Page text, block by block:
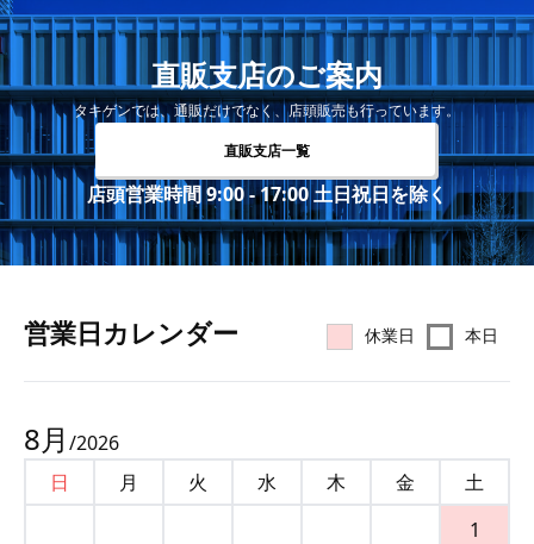
直販支店のご案内
タキゲンでは、通販だけでなく、店頭販売も行っています。
直販支店一覧
店頭営業時間 9:00 - 17:00 土日祝日を除く
営業⽇カレンダー 休業日 本日
8月 /2026
日
月 火 水 木 金
土
1